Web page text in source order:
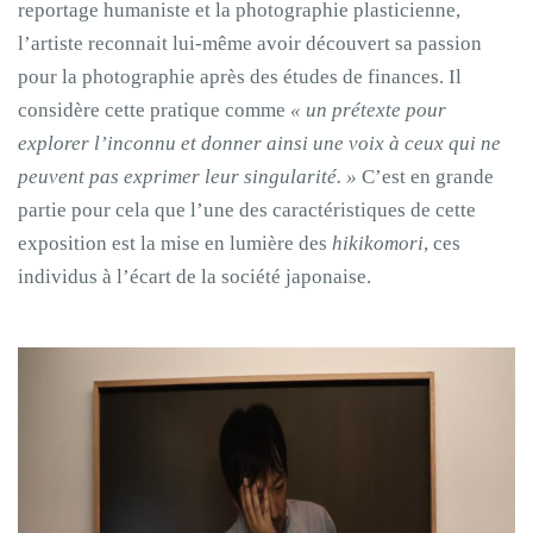
reportage humaniste et la photographie plasticienne,
l’artiste reconnait lui-même avoir découvert sa passion
pour la photographie après des études de finances. Il
considère cette pratique comme « un prétexte pour
explorer l’inconnu et donner ainsi une voix à ceux qui ne
peuvent pas exprimer leur singularité. » C’est en grande
partie pour cela que l’une des caractéristiques de cette
exposition est la mise en lumière des hikikomori, ces
individus à l’écart de la société japonaise.